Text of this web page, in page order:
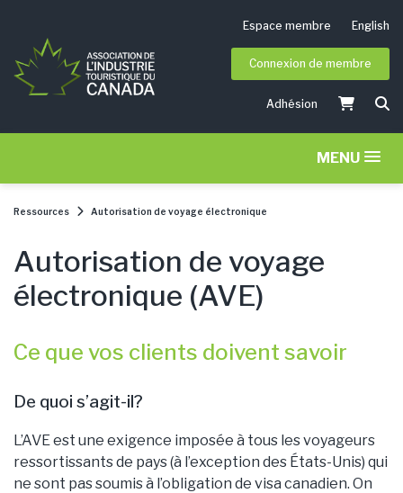
Espace membre English
Connexion de membre
Adhésion
MENU
Ressources Autorisation de voyage électronique
Autorisation de voyage
électronique (AVE)
Ce que vos clients doivent savoir
De quoi s’agit-il?
L’AVE est une exigence imposée à tous les voyageurs
ressortissants de pays (à l’exception des États-Unis) qui
ne sont pas soumis à l’obligation de visa canadien. On